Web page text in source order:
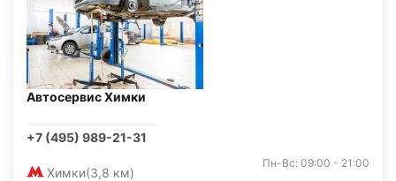
Автосервис Химки
+7 (495) 989-21-31
Химки(3,8 км)
Пн-Вс: 09:00 - 21:00